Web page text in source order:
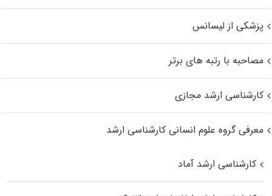
پزشکی از لیسانس
مصاحبه با رتبه های برتر
کارشناسی ارشد مجازی
معرفی گروه علوم انسانی کارشناسی ارشد
کارشناسی ارشد آماد